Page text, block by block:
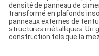
densité de panneau de
transformé en plafonds
panneaux externes de
structures métalliques. Un
construction tels que la